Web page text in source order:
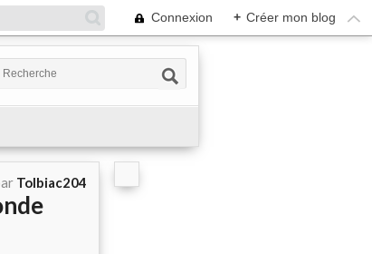
Connexion + Créer mon blog
Tolbiac204